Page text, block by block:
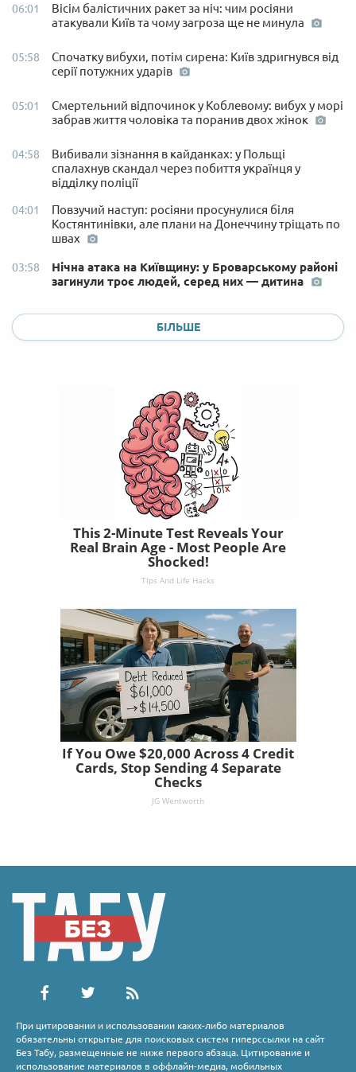
06:01
Вісім балістичних ракет за ніч: чим росіяни
атакували Київ та чому загроза ще не минула
05:58
Спочатку вибухи, потім сирена: Київ здригнувся від
серії потужних ударів
05:01
Смертельний відпочинок у Коблевому: вибух у морі
забрав життя чоловіка та поранив двох жінок
04:58
Вибивали зізнання в кайданках: у Польщі
спалахнув скандал через побиття українця у
відділку поліції
04:01
Повзучий наступ: росіяни просунулися біля
Костянтинівки, але плани на Донеччину тріщать по
швах
03:58
Нічна атака на Київщину: у Броварському районі
загинули троє людей, серед них — дитина
БІЛЬШЕ
This 2-Minute Test Reveals Your
Real Brain Age - Most People Are
Shocked!
Tips And Life Hacks
If You Owe $20,000 Across 4 Credit
Cards, Stop Sending 4 Separate
Checks
JG Wentworth
При цитировании и использовании каких-либо материалов
обязательны открытые для поисковых систем гиперссылки на сайт
Без Табу, размещенные не ниже первого абзаца. Цитирование и
использование материалов в оффлайн-медиа, мобильных